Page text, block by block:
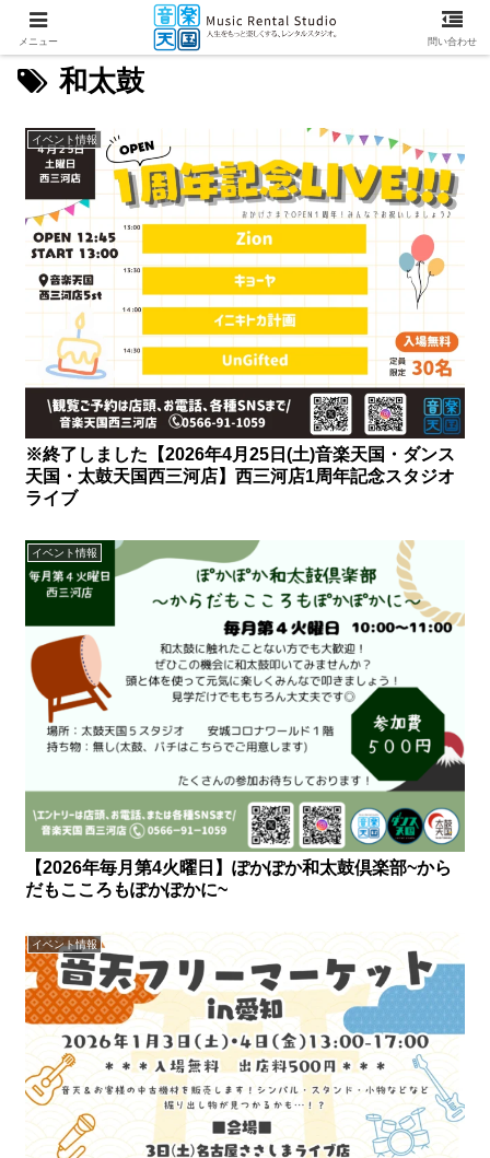
和太鼓
イベント情報
※終了しました【2026年4月25日(土)音楽天国・ダンス
天国・太鼓天国西三河店】西三河店1周年記念スタジオ
ライブ
イベント情報
【2026年毎月第4火曜日】ぽかぽか和太鼓倶楽部~から
だもこころもぽかぽかに~
イベント情報
メニュー 問い合わせ